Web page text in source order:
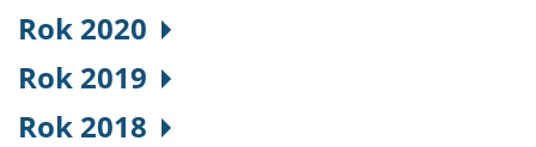
Rok 2020
Rok 2019
Rok 2018